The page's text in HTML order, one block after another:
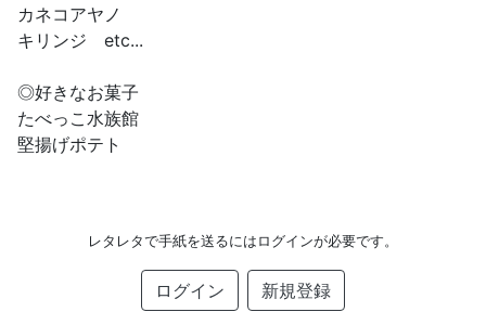
カネコアヤノ
キリンジ etc...
◎好きなお菓子
たべっこ水族館
堅揚げポテト
レタレタで手紙を送るにはログインが必要です。
ログイン 新規登録